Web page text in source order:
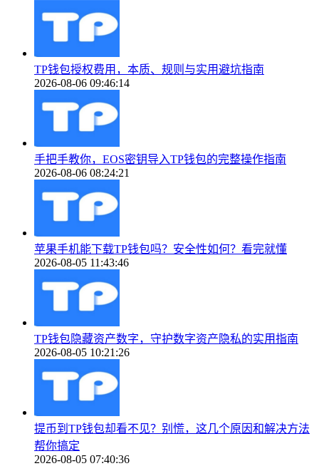
TP钱包授权费用，本质、规则与实用避坑指南
2026-08-06 09:46:14
手把手教你，EOS密钥导入TP钱包的完整操作指南
2026-08-06 08:24:21
苹果手机能下载TP钱包吗？安全性如何？看完就懂
2026-08-05 11:43:46
TP钱包隐藏资产数字，守护数字资产隐私的实用指南
2026-08-05 10:21:26
提币到TP钱包却看不见？别慌，这几个原因和解决方法
帮你搞定
2026-08-05 07:40:36